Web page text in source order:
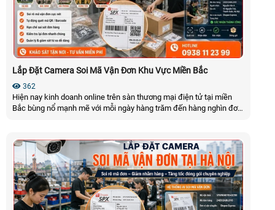
Lắp Đặt Camera Soi Mã Vận Đơn Khu Vực Miền Bắc
362
Hiện nay kinh doanh online trên sàn thương mại điện tử tại miền
Bắc bùng nổ mạnh mẽ với mỗi ngày hàng trăm đến hàng nghìn đơn
Những đầu tháng nắm 2026 gần đây các chủ shop đau đầu về tình
trạng tráo hàng càn ngày tăng dần đẫn đến mất doanh thu khi
không có bằng chứng đó chính là nỗi đau khi các chủ shop kinh
doanh online đã phản ảnh gần đây